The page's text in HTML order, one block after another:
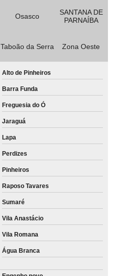
Osasco
SANTANA DE
PARNAÍBA
Taboão da Serra Zona Oeste
Alto de Pinheiros
Barra Funda
Freguesia do Ó
Jaraguá
Lapa
Perdizes
Pinheiros
Raposo Tavares
Sumaré
Vila Anastácio
Vila Romana
Água Branca